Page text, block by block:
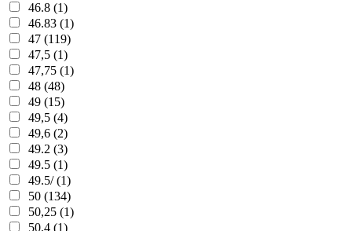
46.8 (1)
46.83 (1)
47 (119)
47,5 (1)
47,75 (1)
48 (48)
49 (15)
49,5 (4)
49,6 (2)
49.2 (3)
49.5 (1)
49.5/ (1)
50 (134)
50,25 (1)
50,4 (1)